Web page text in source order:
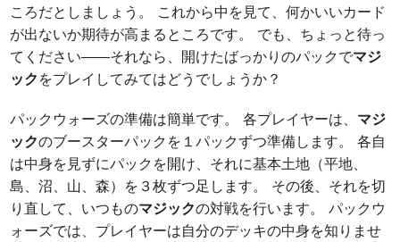
ころだとしましょう。 これから中を見て、何かいいカード
が出ないか期待が高まるところです。 でも、ちょっと待っ
てください――それなら、開けたばっかりのパックでマジ
ックをプレイしてみてはどうでしょうか？
パックウォーズの準備は簡単です。 各プレイヤーは、 マジ
ックのブースターパックを１パックずつ準備します。 各自
は中身を見ずにパックを開け、それに基本土地（平地、
島、沼、山、森）を３枚ずつ足します。 その後、それを切
り直して、いつものマジックの対戦を行います。 パックウ
ォーズでは、プレイヤーは自分のデッキの中身を知りませ